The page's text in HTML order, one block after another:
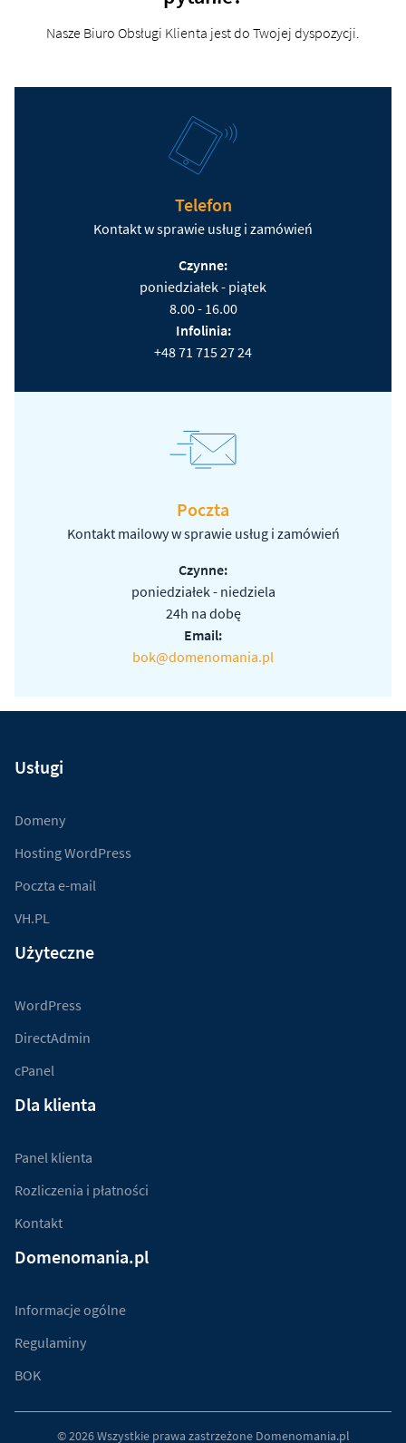
Nasze Biuro Obsługi Klienta jest do Twojej dyspozycji.
Telefon
Kontakt w sprawie usług i zamówień
Czynne:
poniedziałek - piątek
8.00 - 16.00
Infolinia:
+48 71 715 27 24
Poczta
Kontakt mailowy w sprawie usług i zamówień
Czynne:
poniedziałek - niedziela
24h na dobę
Email:
bok@domenomania.pl
Usługi
Domeny
Hosting WordPress
Poczta e-mail
VH.PL
Użyteczne
WordPress
DirectAdmin
cPanel
Dla klienta
Panel klienta
Rozliczenia i płatności
Kontakt
Domenomania.pl
Informacje ogólne
Regulaminy
BOK
© 2026 Wszystkie prawa zastrzeżone Domenomania.pl